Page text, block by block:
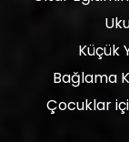
Küçük
Bağlama
Çocuklar